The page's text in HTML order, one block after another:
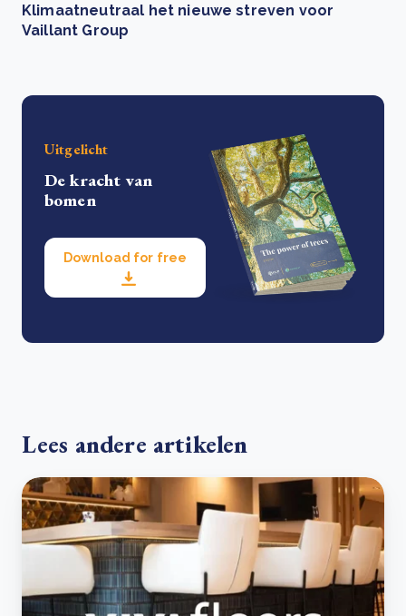
Klimaatneutraal het nieuwe streven voor
Vaillant Group
Uitgelicht
De kracht van
bomen
Download for free
Lees andere artikelen